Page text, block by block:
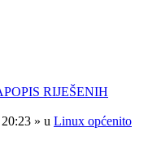
RIJEŠENIH
» u Linux općenito